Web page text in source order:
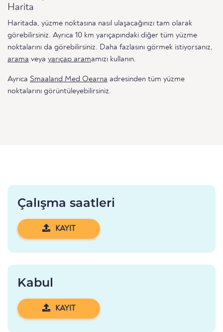
Harita
Haritada, yüzme noktasına nasıl ulaşacağınızı tam olarak
görebilirsiniz. Ayrıca 10 km yarıçapındaki diğer tüm yüzme
noktalarını da görebilirsiniz. Daha fazlasını görmek istiyorsanız,
arama veya yarıçap aramamızı kullanın.
Ayrıca Smaaland Med Oearna adresinden tüm yüzme
noktalarını görüntüleyebilirsiniz.
Çalışma saatleri
KAYIT
Kabul
KAYIT